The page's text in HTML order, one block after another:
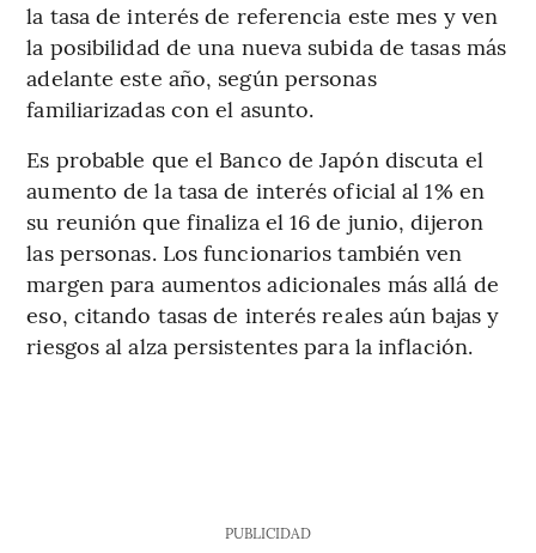
la tasa de interés de referencia este mes y ven
la posibilidad de una nueva subida de tasas más
adelante este año, según personas
familiarizadas con el asunto.
Es probable que el Banco de Japón discuta el
aumento de la tasa de interés oficial al 1% en
su reunión que finaliza el 16 de junio, dijeron
las personas. Los funcionarios también ven
margen para aumentos adicionales más allá de
eso, citando tasas de interés reales aún bajas y
riesgos al alza persistentes para la inflación.
PUBLICIDAD